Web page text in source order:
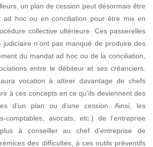
un plan de cession peut désormais être
ad hoc ou en conciliation pour être mis en
collective ultérieure. Ces passerelles
judiciaire n’ont pas manqué de produire des
du mandat ad hoc ou de la conciliation,
entre le débiteur et ses créanciers.
vocation à attirer davantage de chefs
à ces concepts en ce qu’ils deviennent des
d’un plan ou d’une cession. Ainsi, les
comptables, avocats, etc.) de l’entreprise
plus à conseiller au chef d’entreprise de
des difficultés, à ces outils préventifs